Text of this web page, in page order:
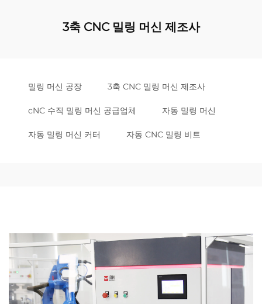
3축 CNC 밀링 머신 제조사
밀링 머신 공장 3축 CNC 밀링 머신 제조사
cNC 수직 밀링 머신 공급업체 자동 밀링 머신
자동 밀링 머신 커터 자동 CNC 밀링 비트